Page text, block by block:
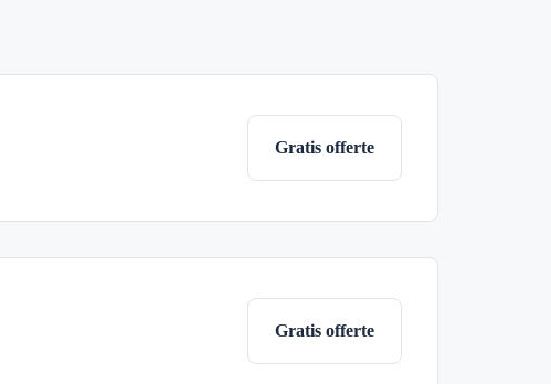
Gratis offerte
Gratis offerte